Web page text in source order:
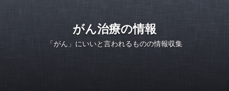
がん治療の情報
「がん」にいいと言われるものの情報収集